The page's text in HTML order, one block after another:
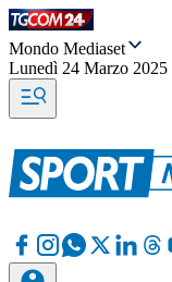
Mondo Mediaset
Lunedì 24 Marzo 2025